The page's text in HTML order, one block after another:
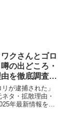
クさんとゴロ
の出どころ・
を徹底調査！
が逮捕された」
タ・拡散理由・
年最新情報をも